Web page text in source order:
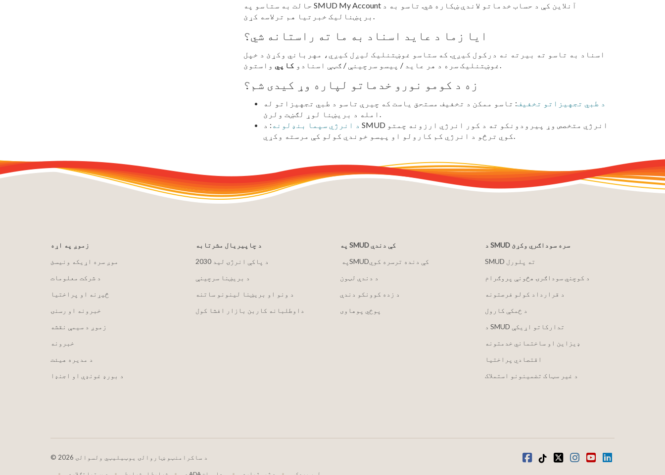
حالت به ستاسو په SMUD My Account آنلاین کې د حساب خدماتو لاندې ښکاره شي. تاسو به د
برېښنالیک خبرتیا هم ترلاسه کړئ.
ایا زما د عاید اسناد به ما ته راستانه شي؟
اسناد به تاسو ته بیرته نه درکول کیږي. که ستاسو غوښتنلیک لیږل کیږي، مهرباني وکړئ د خپل
غوښتنلیک سره د هر عاید / پیسو سرچینې / ګټې اسنادو کاپي واستوئ.
زه د کومو نورو خدماتو لپاره وړ کیدی شم؟
د طبي تجهیزاتو تخفیف: تاسو ممکن د تخفیف مستحق یاست که چیرې تاسو د طبي تجهیزاتو له
امله د بریښنا لوړ لګښت ولرئ.
د انرژي سپما بنډلونه : د SMUD انرژي متخصص وړ پیرودونکو ته د کور انرژي ارزونه چمتو
کوي ترڅو د انرژي کم کارولو او پیسو خوندي کولو کې مرسته وکړي.
زموږ په اړه
موږ سره اړیکه ونیسئ
د شرکت معلومات
څیړنه او پراختیا
خبرونه او رسنۍ
زموږ د سیمې نقشه
خبرونه
د مدیره هیئت
د بورډ غونډې او اجنډا
د چاپیریال مشرتابه
2030 د پاکې انرژۍ لید
د بریښنا سرچینې
د ونو او بریښنا لینونو ساتنه
داوطلبانه کاربن بازار افشا کول
په SMUD کې دندې
په ‏‎SMUD‎‏ کې دنده ترسره کوي
د دندې لټون
د زده کوونکو دندې
پوځي پوهاوی
د SMUD سره سوداګري وکړئ
SMUD ته پلورل
د کوچني سوداګرۍ هڅونې پروګرام
د قرارداد کولو فرصتونه
د ځمکې کارول
د SMUD تدارکاتو اړیکې
ډیزاین او ساختماني خدمتونه
اقتصادي پراختیا
د غیر سټاک تضمینونو استملاک
© 2026 د ساکرامنټو ښاروالۍ یوټیلیټي ولسوالۍ فیسبوک
ټیک ټاک
ټویټرانسټاګرام
یوټیوبLinkedIn